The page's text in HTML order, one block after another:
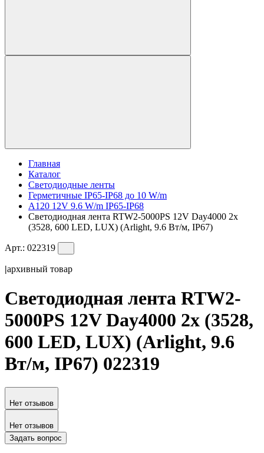
Главная
Каталог
Светодиодные ленты
Герметичные IP65-IP68 до 10 W/m
A120 12V 9.6 W/m IP65-IP68
Светодиодная лента RTW2-5000PS 12V Day4000 2x
(3528, 600 LED, LUX) (Arlight, 9.6 Вт/м, IP67)
Арт.: 022319
|архивный товар
Светодиодная лента RTW2-
5000PS 12V Day4000 2x (3528,
600 LED, LUX) (Arlight, 9.6
Вт/м, IP67) 022319
Нет отзывов
Нет отзывов
Задать вопрос